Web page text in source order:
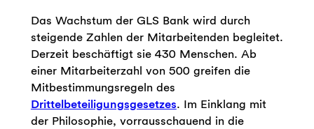
Das Wachstum der GLS Bank wird durch
steigende Zahlen der Mitarbeitenden begleitet.
Derzeit beschäftigt sie 430 Menschen. Ab
einer Mitarbeiterzahl von 500 greifen die
Mitbestimmungsregeln des
Drittelbeteiligungsgesetzes. Im Einklang mit
der Philosophie, vorrausschauend in die